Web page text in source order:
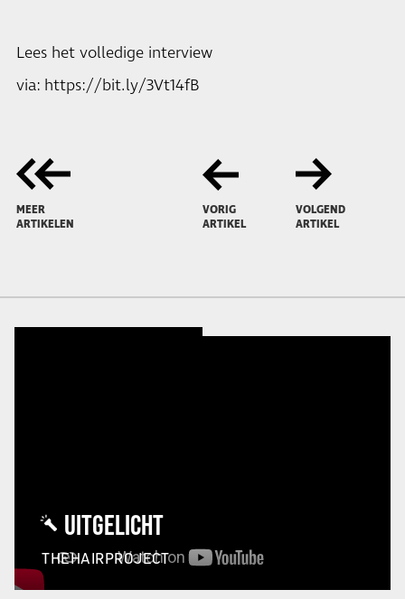
Lees het volledige interview
via: https://bit.ly/3Vt14fB
MEER
ARTIKELEN
VORIG
ARTIKEL
VOLGEND
ARTIKEL
UITGELICHT
THEHAIRPROJECT